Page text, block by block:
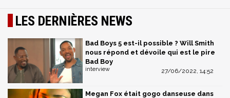
LES DERNIÈRES NEWS
Bad Boys 5 est-il possible ? Will Smith
nous répond et dévoile qui est le pire
Bad Boy
27/06/2022, 14:52
interview
Megan Fox était gogo danseuse dans